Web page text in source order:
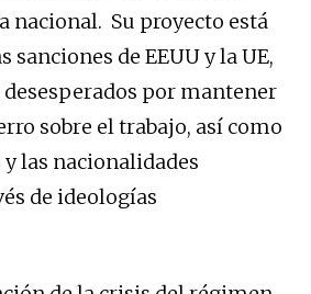
nacional. Su proyecto está
sanciones de EEUU y la UE,
por mantener
sobre el trabajo, así como
las nacionalidades
de ideologías